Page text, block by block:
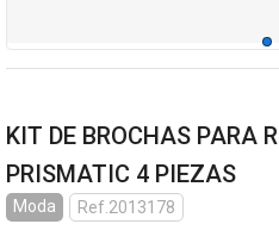
KIT DE BROCHAS PARA
PRISMATIC 4 PIEZAS
Moda Ref.2013178